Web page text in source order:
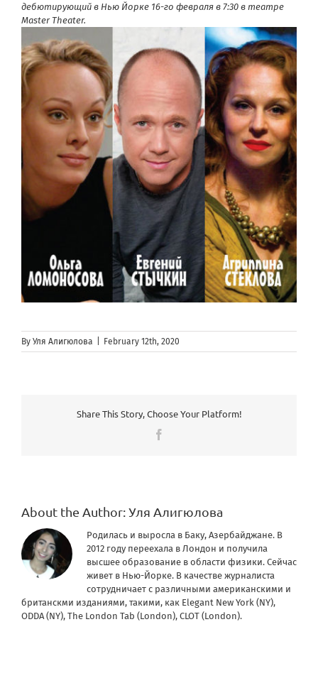
дебютирующий в Нью Йорке 16-го февраля в 7:30 в театре
Master Theater.
By Уля Алигюлова February 12th, 2020
Share This Story, Choose Your Platform!
About the Author:Уля Алигюлова
Родилась и выросла в Баку, Азербайджане. В
2012 году переехала в Лондон и получила
высшее образование в области физики. Сейчас
живет в Нью-Йорке. В качестве журналиста
сотрудничает с различными американскими и
британскми изданиями, такими, как Elegant New York (NY),
ODDA (NY), The London Tab (London), CLOT (London).